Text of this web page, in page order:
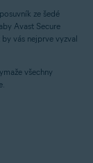
ze šedé
Avast Secure
vás nejprve vyzval
všechny